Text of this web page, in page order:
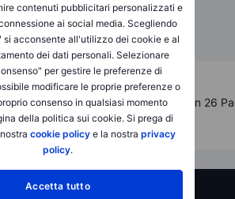
contenuti pubblicitari personalizzati e
ai social media. Scegliendo
acconsente all'utilizzo dei cookie e al
dei dati personali. Selezionare
per gestire le preferenze di
modificare le proprie preferenze o
consenso in qualsiasi momento
della politica sui cookie. Si prega di
cookie policye la nostra privacy
policy.
Accetta tutto
01 / 05
Azioni, Indici,
Azioni
Negozia in 26